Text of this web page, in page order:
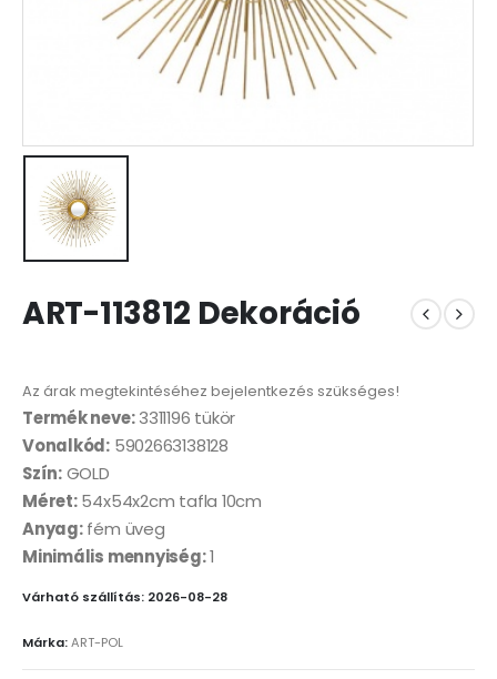
ART-113812 Dekoráció
Az árak megtekintéséhez bejelentkezés szükséges!
Termék neve:3311196 tükör
Vonalkód: 5902663138128
Szín:GOLD
Méret:54x54x2cm tafla 10cm
Anyag:fém üveg
Minimális mennyiség:1
Várható szállítás: 2026-08-28
Márka:ART-POL